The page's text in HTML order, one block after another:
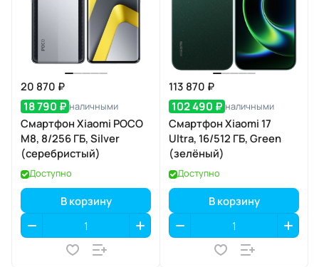
20 870 ₽
18 790 ₽ наличными
Смартфон Xiaomi POCO
M8, 8/256 ГБ, Silver
(серебристый)
Доступно
В корзину
113 870 ₽
102 490 ₽ наличными
Смартфон Xiaomi 17
Ultra, 16/512 ГБ, Green
(зелёный)
Доступно
В корзину